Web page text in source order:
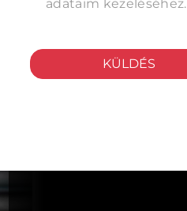
adataim kezeléséhez.
KÜLDÉS